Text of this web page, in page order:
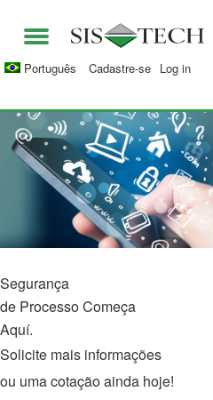
Português Cadastre-se Log in
SOLUÇÕES
APLICAÇÕES
QUEM SOMOS
OPORTUNIDADES
CONTATO
UNIVERSIDADE SIS-TECH
VANTAGENS DS SIS-TECH
DIAMOND-SIS®
ICE-MANAGER™
SIL SOLVER® ENTERPRISE V2.6
IMPRENSA E NOTÍCIAS
PUBLICAÇÕES
Segurança
de Processo Começa
Aquí.
Solicite mais informações
ou uma cotação ainda hoje!